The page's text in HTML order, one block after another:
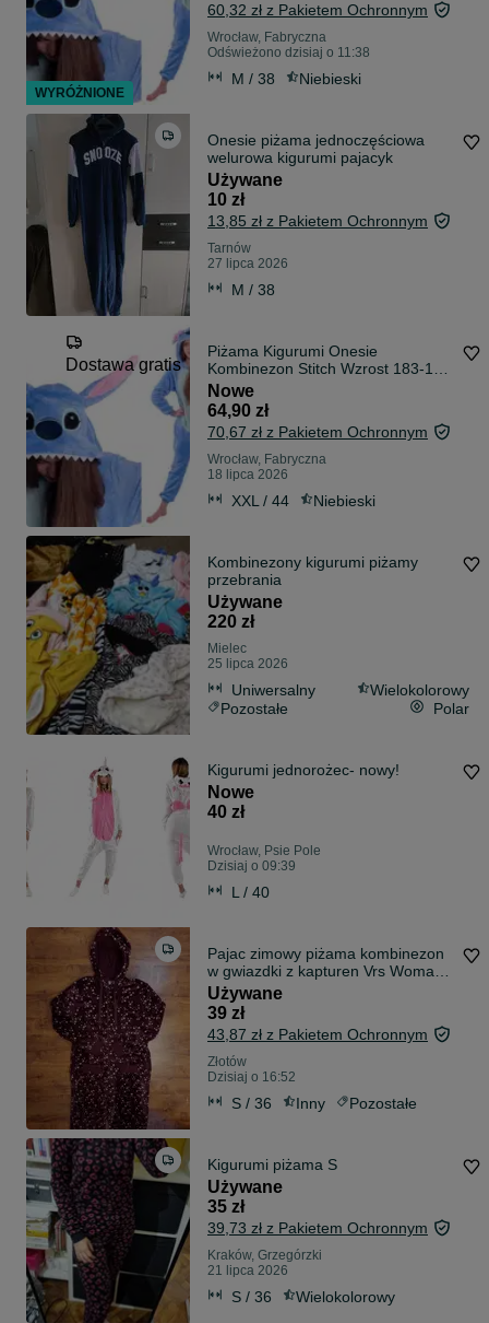
60,32 zł z Pakietem Ochronnym
Wrocław, Fabryczna
Odświeżono dzisiaj o 11:38
M / 38 Niebieski
Onesie piżama jednoczęściowa
welurowa kigurumi pajacyk
Używane
10 zł
13,85 zł z Pakietem Ochronnym
Tarnów
27 lipca 2026
M / 38
Dostawa gratis
Piżama Kigurumi Onesie
Kombinezon Stitch Wzrost 183-195
cm XXL
Nowe
64,90 zł
70,67 zł z Pakietem Ochronnym
Wrocław, Fabryczna
18 lipca 2026
XXL / 44 Niebieski
Kombinezony kigurumi piżamy
przebrania
Używane
220 zł
Mielec
25 lipca 2026
Uniwersalny
Wielokolorowy
Pozostałe
Polar
Kigurumi jednorożec- nowy!
Nowe
40 zł
Wrocław, Psie Pole
Dzisiaj o 09:39
L / 40
Pajac zimowy piżama kombinezon
w gwiazdki z kapturen Vrs Woman
S
Używane
39 zł
43,87 zł z Pakietem Ochronnym
Złotów
Dzisiaj o 16:52
S / 36 Inny Pozostałe
Kigurumi piżama S
Używane
35 zł
39,73 zł z Pakietem Ochronnym
Kraków, Grzegórzki
21 lipca 2026
S / 36 Wielokolorowy
WYRÓŻNIONE